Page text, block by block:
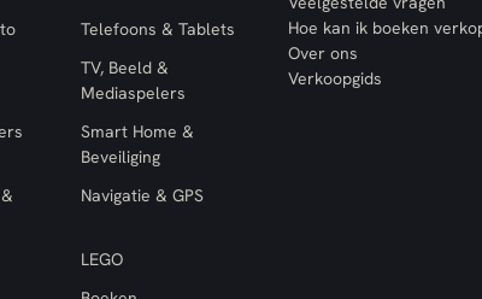
Telefoons & Tablets
TV, Beeld &
Mediaspelers
Smart Home &
Beveiliging
Navigatie & GPS
LEGO
Hoe kan ik boeken
Over ons
Verkoopgids